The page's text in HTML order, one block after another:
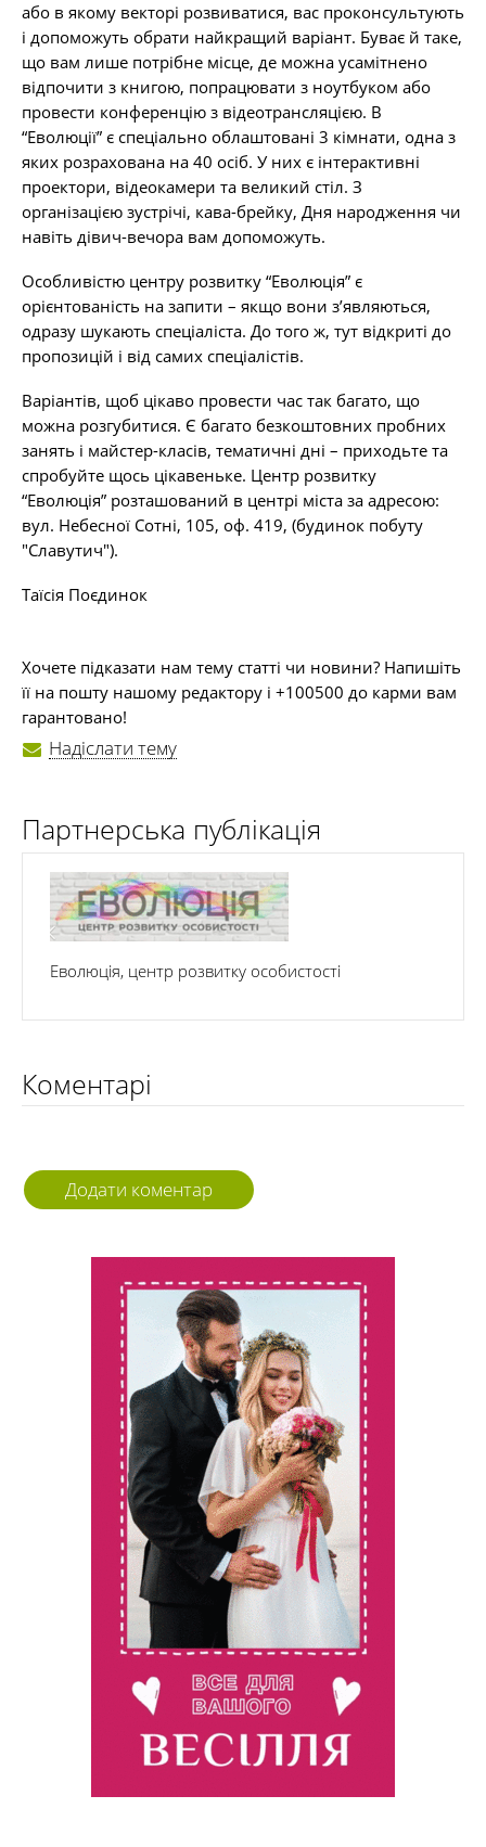
або в якому векторі розвиватися, вас проконсультують
і допоможуть обрати найкращий варіант. Буває й таке,
що вам лише потрібне місце, де можна усамітнено
відпочити з книгою, попрацювати з ноутбуком або
провести конференцію з відеотрансляцією. В
“Еволюції” є спеціально облаштовані 3 кімнати, одна з
яких розрахована на 40 осіб. У них є інтерактивні
проектори, відеокамери та великий стіл. З
організацією зустрічі, кава-брейку, Дня народження чи
навіть дівич-вечора вам допоможуть.
Особливістю центру розвитку “Еволюція” є
орієнтованість на запити – якщо вони з’являються,
одразу шукають спеціаліста. До того ж, тут відкриті до
пропозицій і від самих спеціалістів.
Варіантів, щоб цікаво провести час так багато, що
можна розгубитися. Є багато безкоштовних пробних
занять і майстер-класів, тематичні дні – приходьте та
спробуйте щось цікавеньке. Центр розвитку
“Еволюція” розташований в центрі міста за адресою:
вул. Небесної Сотні, 105, оф. 419, (будинок побуту
"Славутич").
Таїсія Поєдинок
Хочете підказати нам тему статті чи новини? Напишіть
її на пошту нашому редактору і +100500 до карми вам
гарантовано!
Надіслати тему
Партнерська публікація
Еволюція, центр розвитку особистості
Коментарі
Додати коментар